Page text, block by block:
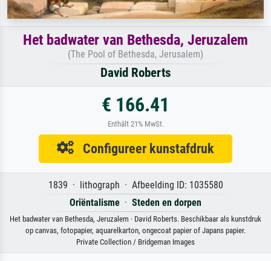
Het badwater van Bethesda, Jeruzalem
(The Pool of Bethesda, Jerusalem)
David Roberts
€ 166.41
Enthält 21% MwSt.
Configureer kunstafdruk
1839 · lithograph · Afbeelding ID: 1035580
Oriëntalisme · Steden en dorpen
Het badwater van Bethesda, Jeruzalem · David Roberts. Beschikbaar als kunstdruk
op canvas, fotopapier, aquarelkarton, ongecoat papier of Japans papier.
Private Collection / Bridgeman Images